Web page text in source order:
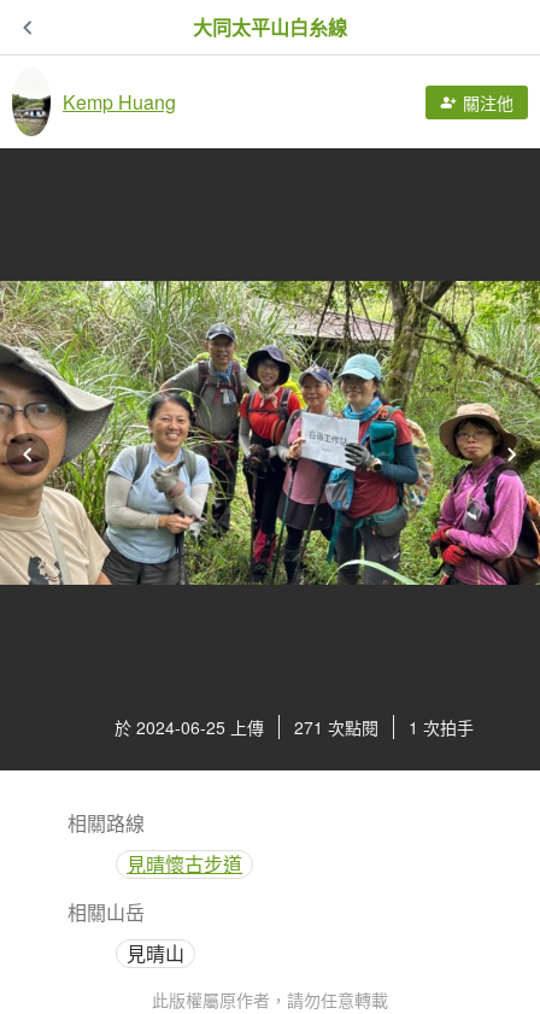
大同太平山白糸線
Kemp Huang 關注他
於 2024-06-25 上傳 271 次點閱 1 次拍手
相關路線
見晴懷古步道
相關山岳
見晴山
此版權屬原作者，請勿任意轉載